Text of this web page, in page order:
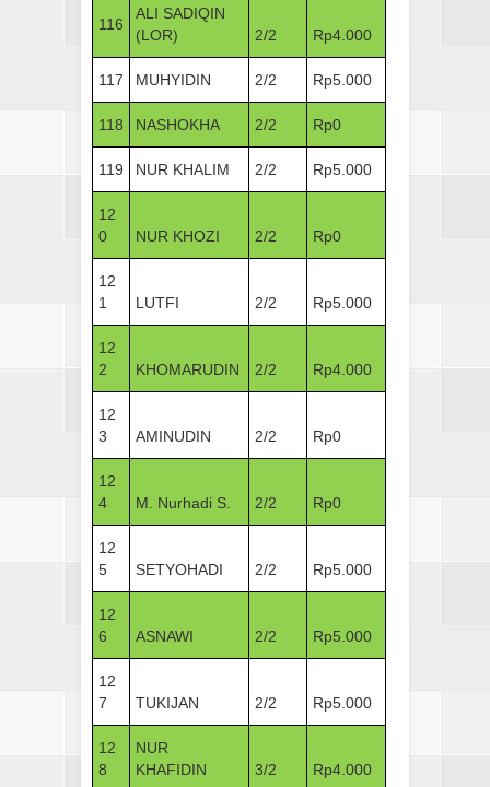
116
ALI SADIQIN
(LOR)
2/2 Rp4.000
117 MUHYIDIN 2/2 Rp5.000
118 NASHOKHA 2/2 Rp0
119 NUR KHALIM 2/2 Rp5.000
12
0
NUR KHOZI 2/2 Rp0
12
1
LUTFI 2/2 Rp5.000
12
2
KHOMARUDIN 2/2 Rp4.000
12
3
AMINUDIN 2/2 Rp0
12
4
M. Nurhadi S. 2/2 Rp0
12
5
SETYOHADI 2/2 Rp5.000
12
6
ASNAWI 2/2 Rp5.000
12
7
TUKIJAN 2/2 Rp5.000
12
8
NUR
KHAFIDIN
3/2 Rp4.000